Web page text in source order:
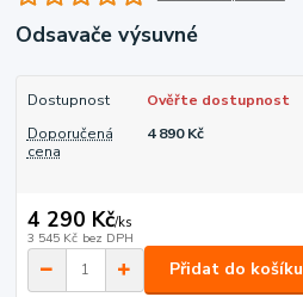
Odsavače výsuvné
Dostupnost
Ověřte dostupnost
Doporučená
cena
4 890 Kč
4 290 Kč/ks
3 545 Kč bez DPH
Přidat do košíku